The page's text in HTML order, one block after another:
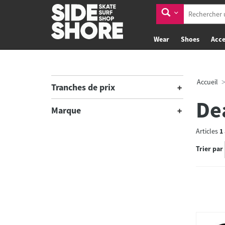
Wear Shoes
Tranches de prix
Marque
Accueil
Articles 1
Trier par